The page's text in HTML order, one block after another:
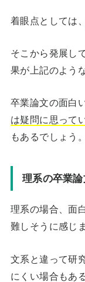
着眼点としては、
そこから発展し
果が上記のよう
卒業論文の面白
は疑問に思って
もあるでしょう。
理系の卒業
理系の場合、面
難しそうに感じ
文系と違って研
にくい場合もあ